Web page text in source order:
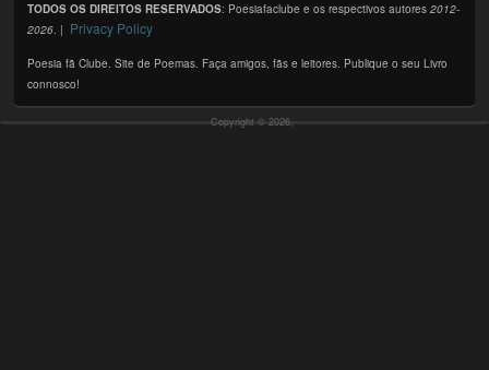
TODOS OS DIREITOS RESERVADOS: Poesiafaclube e os respectivos autores2012-
2026. | Privacy Policy
Poesia fã Clube. Site de Poemas. Faça amigos, fãs e leitores. Publique o seu Livro
connosco!
Copyright © 2026,